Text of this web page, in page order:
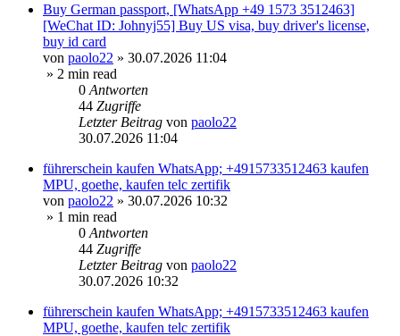
Buy German passport, [WhatsApp +49 1573 3512463]
[WeChat ID: Johnyj55] Buy US visa, buy driver's license,
buy id card
von paolo22 » 30.07.2026 11:04
» 2 min read
0 Antworten
44 Zugriffe
Letzter Beitrag von paolo22
30.07.2026 11:04
führerschein kaufen WhatsApp; +4915733512463 kaufen
MPU, goethe, kaufen telc zertifik
von paolo22 » 30.07.2026 10:32
» 1 min read
0 Antworten
44 Zugriffe
Letzter Beitrag von paolo22
30.07.2026 10:32
führerschein kaufen WhatsApp; +4915733512463 kaufen
MPU, goethe, kaufen telc zertifik